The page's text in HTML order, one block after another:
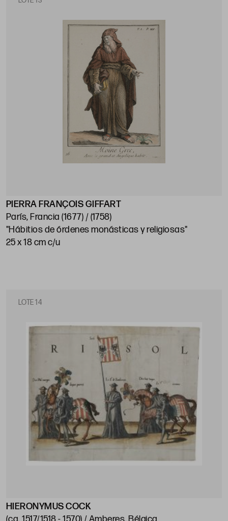
PIERRA FRANÇOIS GIFFART
París, Francia (1677) / (1758)
"Hábitios de órdenes monásticas y religiosas"
25 x 18 cm c/u
LOTE 14
HIERONYMUS COCK